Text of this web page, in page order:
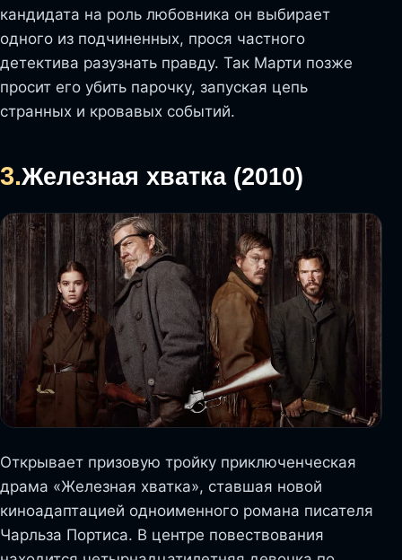
кандидата на роль любовника он выбирает
одного из подчиненных, прося частного
детектива разузнать правду. Так Марти позже
просит его убить парочку, запуская цепь
странных и кровавых событий.
3.Железная хватка (2010)
Открывает призовую тройку приключенческая
драма «Железная хватка», ставшая новой
киноадаптацией одноименного романа писателя
Чарльза Портиса. В центре повествования